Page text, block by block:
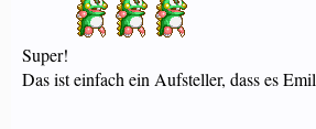
Super!
Das ist einfach ein Aufsteller, dass es